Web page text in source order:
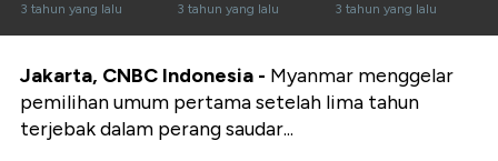
Pemilu Myanmar
Ditunda
3 tahun yang lalu
Tewas
3 tahun yang lalu
Orang Tewas
3 tahun yang lalu
Jakarta, CNBC Indonesia - Myanmar menggelar
pemilihan umum pertama setelah lima tahun
terjebak dalam perang saudar...